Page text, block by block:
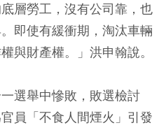
層勞工，沒有公司靠，也
即使有緩衝期，淘汰車輛
與財產權。」洪申翰說。
選舉中慘敗，敗選檢討
員「不食人間煙火」引發